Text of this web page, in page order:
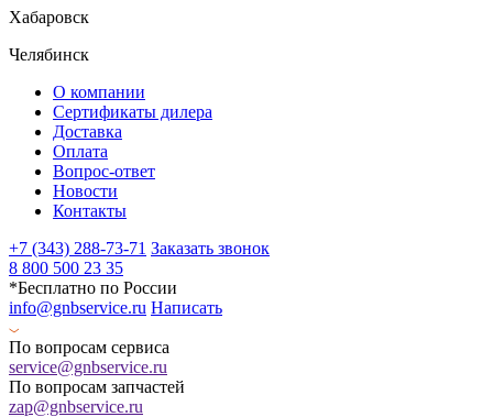
Хабаровск
Челябинск
О компании
Сертификаты дилера
Доставка
Оплата
Вопрос-ответ
Новости
Контакты
+7 (343) 288-73-71 Заказать звонок
8 800 500 23 35
*Бесплатно по России
info@gnbservice.ru Написать
По вопросам сервиса
service@gnbservice.ru
По вопросам запчастей
zap@gnbservice.ru